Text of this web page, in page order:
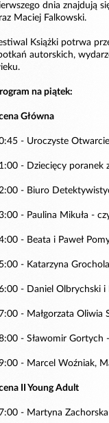
dnia znajdują
Maciej Falkowski.
Książki potrwa
autorskich,
na piątek:
Główna
- Uroczyste
- Dziecięcy poranek
- Biuro
- Paulina Mikuła -
- Beata i Paweł
- Katarzyna
- Daniel Olbrychski i
- Małgorzata Oliwia
- Sławomir Gortych
- Marcel Woźniak,
II Young Adult
- Martyna